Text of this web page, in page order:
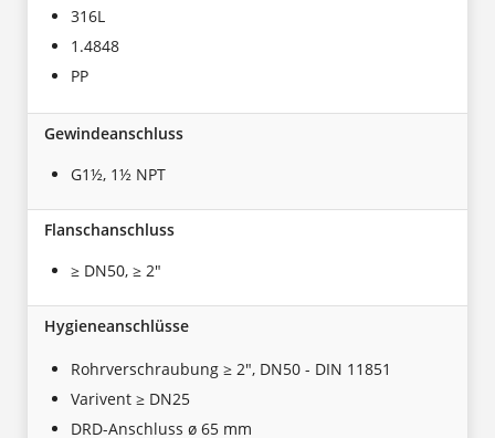
316L
1.4848
PP
Gewindeanschluss
G1½, 1½ NPT
Flanschanschluss
≥ DN50, ≥ 2"
Hygieneanschlüsse
Rohrverschraubung ≥ 2", DN50 - DIN 11851
Varivent ≥ DN25
DRD-Anschluss ø 65 mm